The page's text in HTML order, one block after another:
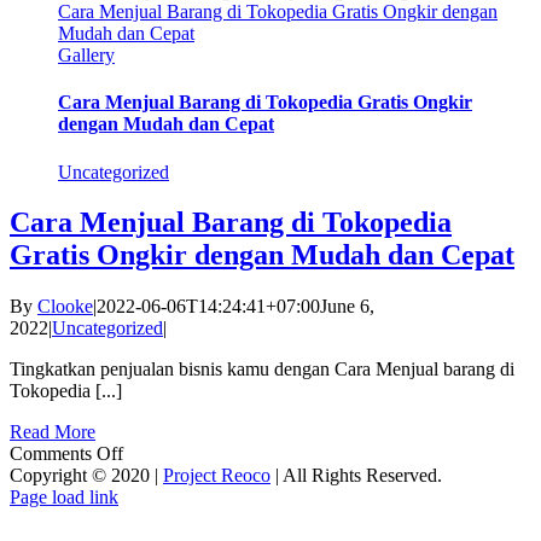
Cara Menjual Barang di Tokopedia Gratis Ongkir dengan
Mudah dan Cepat
Gallery
Cara Menjual Barang di Tokopedia Gratis Ongkir
dengan Mudah dan Cepat
Uncategorized
Cara Menjual Barang di Tokopedia
Gratis Ongkir dengan Mudah dan Cepat
By Clooke|2022-06-06T14:24:41+07:00June 6,
2022|Uncategorized|
Tingkatkan penjualan bisnis kamu dengan Cara Menjual barang di
Tokopedia [...]
Read More
Comments Offon
Cara
Copyright © 2020 | Project Reoco | All Rights Reserved.
Facebook
Twitter
Instagram
Pinterest
Page load link